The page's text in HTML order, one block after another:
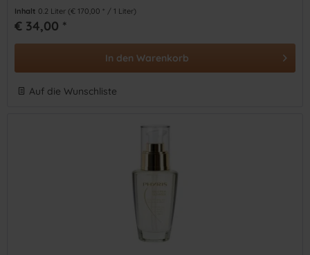
Inhalt 0.2 Liter (€ 170,00 * / 1 Liter)
€ 34,00 *
In den Warenkorb
Auf die Wunschliste